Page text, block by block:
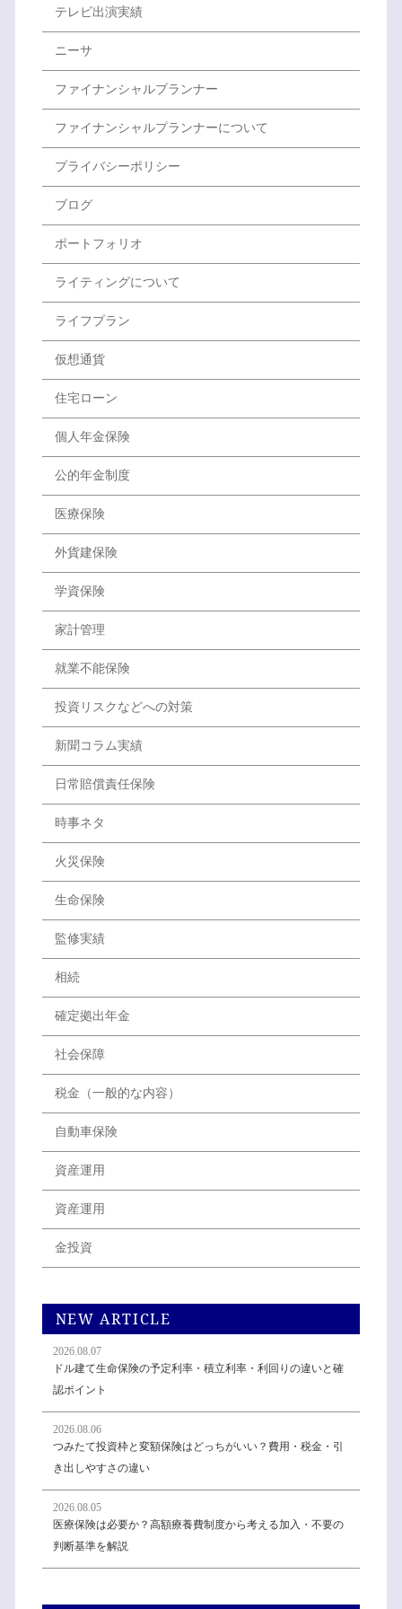
テレビ出演実績
ニーサ
ファイナンシャルプランナー
ファイナンシャルプランナーについて
プライバシーポリシー
ブログ
ポートフォリオ
ライティングについて
ライフプラン
仮想通貨
住宅ローン
個人年金保険
公的年金制度
医療保険
外貨建保険
学資保険
家計管理
就業不能保険
投資リスクなどへの対策
新聞コラム実績
日常賠償責任保険
時事ネタ
火災保険
生命保険
監修実績
相続
確定拠出年金
社会保障
税金（一般的な内容）
自動車保険
資産運用
資産運用
金投資
NEW ARTICLE
2026.08.07
ドル建て生命保険の予定利率・積立利率・利回りの違いと確
認ポイント
2026.08.06
つみたて投資枠と変額保険はどっちがいい？費用・税金・引
き出しやすさの違い
2026.08.05
医療保険は必要か？高額療養費制度から考える加入・不要の
判断基準を解説